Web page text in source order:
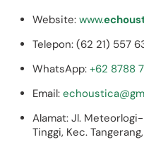
Website:www.
Telepon: (62 21) 557
WhatsApp:+62 8788
Email:
Alamat: Jl.
Tinggi, Kec.